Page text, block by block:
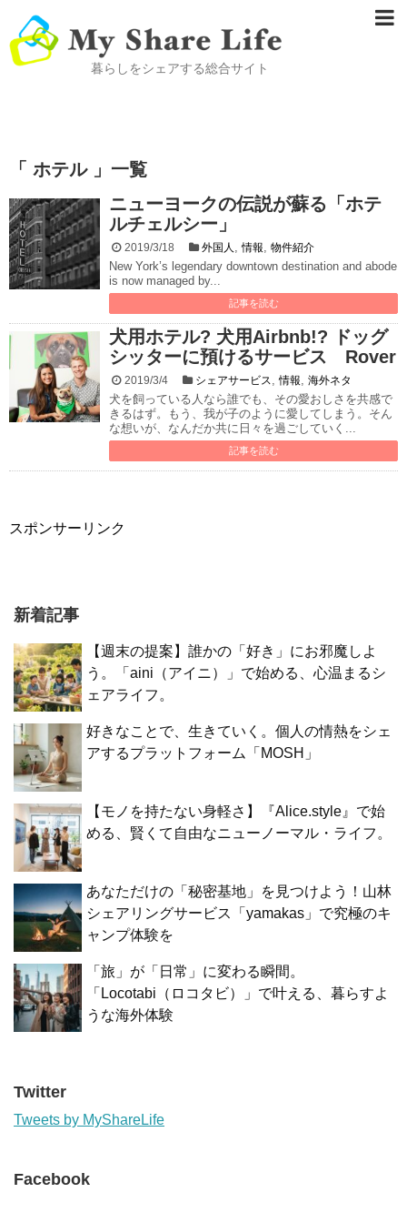
暮らしをシェアする総合サイト
「 ホテル 」一覧
ニューヨークの伝説が蘇る「ホテ
ルチェルシー」
2019/3/18 外国人 ,情報 物件紹介
New York’s legendary downtown destination and abode
is now managed by...
記事を読む
犬用ホテル? 犬用Airbnb!? ドッグ
シッターに預けるサービス Rover
2019/3/4 シェアサービス ,情報 海外ネタ
犬を飼っている人なら誰でも、その愛おしさを共感で
きるはず。もう、我が子のように愛してしまう。そん
な想いが、なんだか共に日々を過ごしていく...
記事を読む
スポンサーリンク
新着記事
【週末の提案】誰かの「好き」にお邪魔しよ
う。「aini（アイニ）」で始める、心温まるシ
ェアライフ。
好きなことで、生きていく。個人の情熱をシェ
アするプラットフォーム「MOSH」
【モノを持たない身軽さ】『Alice.style』で始
める、賢くて自由なニューノーマル・ライフ。
あなただけの「秘密基地」を見つけよう！山林
シェアリングサービス「yamakas」で究極のキ
ャンプ体験を
「旅」が「日常」に変わる瞬間。
「Locotabi（ロコタビ）」で叶える、暮らすよ
うな海外体験
Twitter
Tweets by MyShareLife
Facebook